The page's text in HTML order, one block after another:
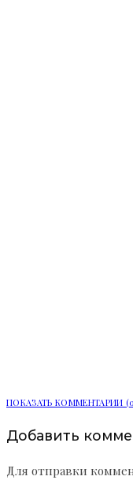
ПОКАЗАТЬ КОММЕНТАРИИ
Добавить
Для отправки